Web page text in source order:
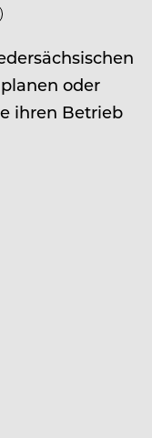
oder
ihren Betrieb